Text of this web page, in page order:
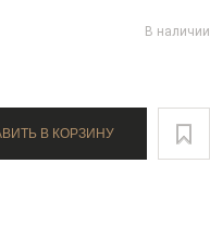
В наличии
ДОБАВИТЬ В КОРЗИНУ